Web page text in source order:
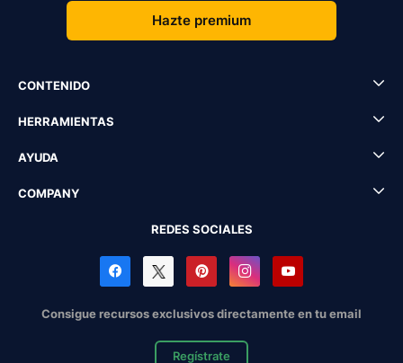
Hazte premium
CONTENIDO
HERRAMIENTAS
AYUDA
COMPANY
REDES SOCIALES
Consigue recursos exclusivos directamente en tu email
Regístrate